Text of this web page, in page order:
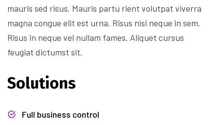
mauris sed risus. Mauris partu rient volutpat viverra
magna congue elit est urna. Risus nisi neque in sem.
Risus in neque vel nullam fames. Aliquet cursus
feugiat dictumst sit.
Solutions
Full business control